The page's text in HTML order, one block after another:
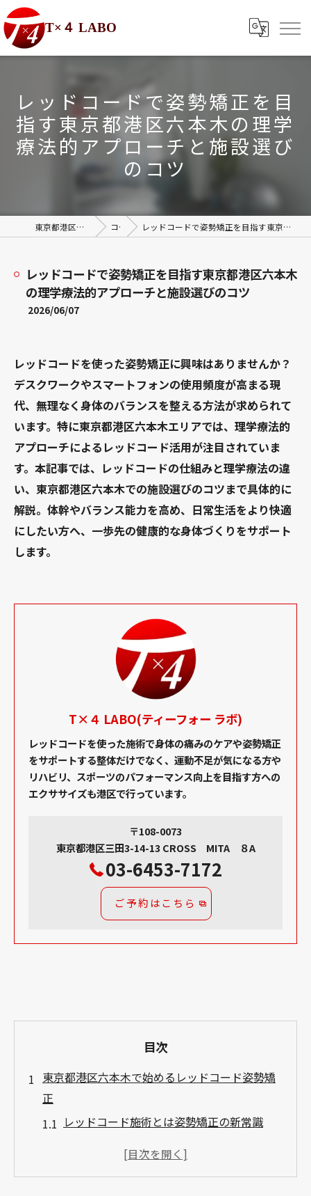
T×４ LABO
レッドコードで姿勢矯正を目
指す東京都港区六本木の理学
療法的アプローチと施設選び
のコツ
東京都港区の整体ならT×4 LABO コラム レッドコードで姿勢矯正を目指す東京都港区六本木の理学療法的アプローチと施設選びのコツ
レッドコードで姿勢矯正を目指す東京都港区六本木
の理学療法的アプローチと施設選びのコツ
2026/06/07
レッドコードを使った姿勢矯正に興味はありませんか？
デスクワークやスマートフォンの使用頻度が高まる現
代、無理なく身体のバランスを整える方法が求められて
います。特に東京都港区六本木エリアでは、理学療法的
アプローチによるレッドコード活用が注目されていま
す。本記事では、レッドコードの仕組みと理学療法の違
い、東京都港区六本木での施設選びのコツまで具体的に
解説。体幹やバランス能力を高め、日常生活をより快適
にしたい方へ、一歩先の健康的な身体づくりをサポート
します。
T×４ LABO(ティーフォー ラボ)
レッドコードを使った施術で身体の痛みのケアや姿勢矯正
をサポートする整体だけでなく、運動不足が気になる方や
リハビリ、スポーツのパフォーマンス向上を目指す方への
エクササイズも港区で行っています。
〒108-0073
東京都港区三田3-14-13 CROSS MITA ８A
03-6453-7172
ご予約はこちら
目次
東京都港区六本木で始めるレッドコード姿勢矯
正
レッドコード施術とは姿勢矯正の新常識
レッドコード整体で理学療法を体験しよう